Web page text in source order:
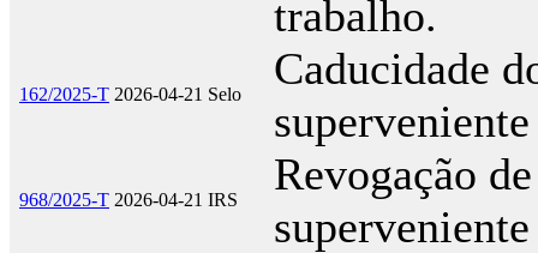
trabalho.
162/2025-T 2026-04-21 Selo
Caducidade
968/2025-T 2026-04-21 IRS
Revogação